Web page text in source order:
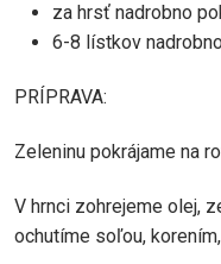
za hrsť nadrobno
6-8 lístkov
PRÍPRAVA:
Zeleninu pokrájame na
V hrnci zohrejeme olej,
ochutíme soľou,